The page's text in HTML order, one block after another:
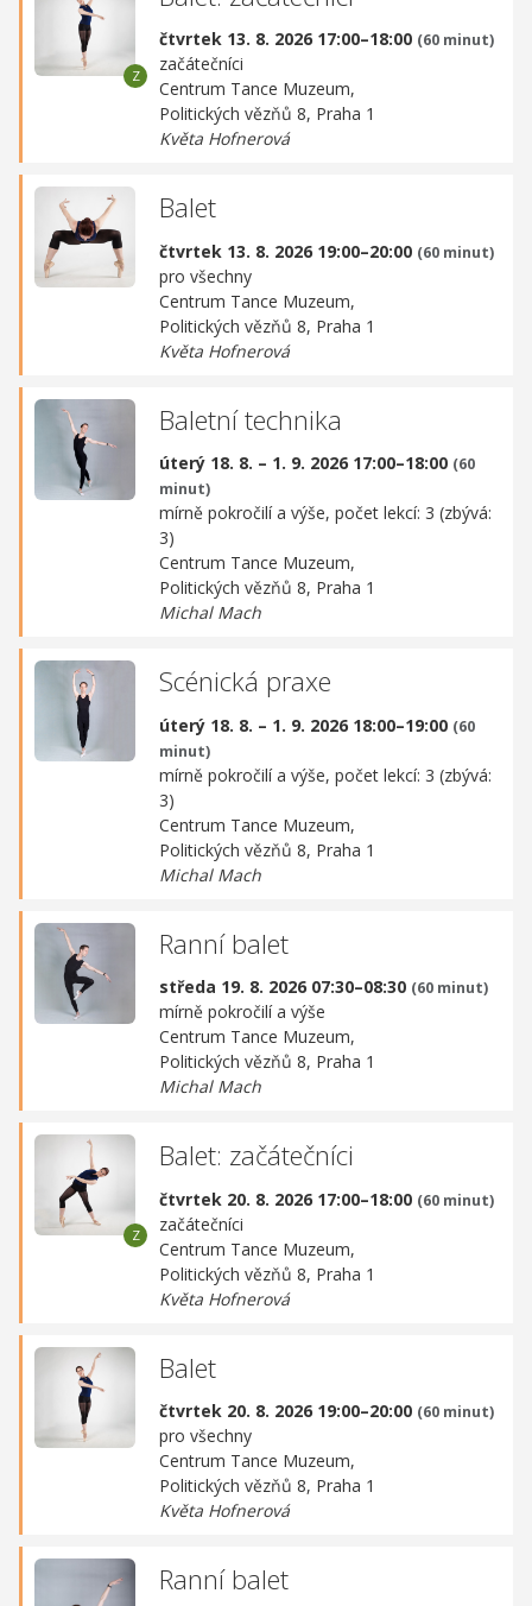
čtvrtek 13. 8. 2026 17:00–18:00 (60 minut)
začátečníci
Centrum Tance Muzeum,
Politických vězňů 8, Praha 1
Květa Hofnerová
Balet
čtvrtek 13. 8. 2026 19:00–20:00 (60 minut)
pro všechny
Centrum Tance Muzeum,
Politických vězňů 8, Praha 1
Květa Hofnerová
Baletní technika
úterý 18. 8. – 1. 9. 2026 17:00–18:00 (60
minut)
mírně pokročilí a výše, počet lekcí: 3 (zbývá:
3)
Centrum Tance Muzeum,
Politických vězňů 8, Praha 1
Michal Mach
Scénická praxe
úterý 18. 8. – 1. 9. 2026 18:00–19:00 (60
minut)
mírně pokročilí a výše, počet lekcí: 3 (zbývá:
3)
Centrum Tance Muzeum,
Politických vězňů 8, Praha 1
Michal Mach
Ranní balet
středa 19. 8. 2026 07:30–08:30 (60 minut)
mírně pokročilí a výše
Centrum Tance Muzeum,
Politických vězňů 8, Praha 1
Michal Mach
Balet: začátečníci
čtvrtek 20. 8. 2026 17:00–18:00 (60 minut)
začátečníci
Centrum Tance Muzeum,
Politických vězňů 8, Praha 1
Květa Hofnerová
Balet
čtvrtek 20. 8. 2026 19:00–20:00 (60 minut)
pro všechny
Centrum Tance Muzeum,
Politických vězňů 8, Praha 1
Květa Hofnerová
Ranní balet